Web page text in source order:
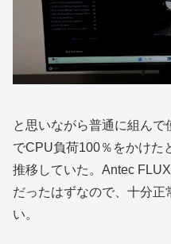
と思いながら普通に組ん
でCPU負荷100％をかけた
推移していた。Antec
だったはずなので、十分
い。